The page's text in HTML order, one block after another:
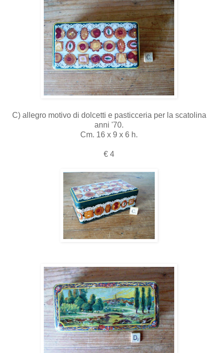
C) allegro motivo di dolcetti e pasticceria per la scatolina
anni '70.
Cm. 16 x 9 x 6 h.
€ 4